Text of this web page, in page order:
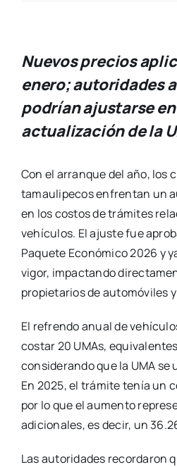
Nuevos precios
enero; autoridades
podrían ajustarse
actualización de la
Con el arranque del año, los
tamaulipecos enfrentan un
en los costos de trámites
vehículos. El ajuste fue
Paquete Económico 2026 y
vigor, impactando
propietarios de automóviles
El refrendo anual de
costar 20 UMAs,
considerando que la UMA se
En 2025, el trámite tenía un
por lo que el aumento
adicionales, es decir, un
Las autoridades recordaron